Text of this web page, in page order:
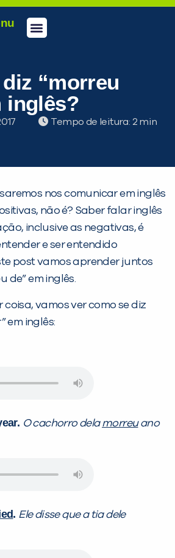
“morreu
inglês?
Tempo de leitura:
nos comunicar em inglês
não é? Saber falar inglês
inclusive as negativas, é
e ser entendido
post vamos aprender juntos
de” em inglês.
vamos ver como se diz
em inglês:
O cachorro delamorreuano
. Ele disse que a tia dele
nenhuma unidade